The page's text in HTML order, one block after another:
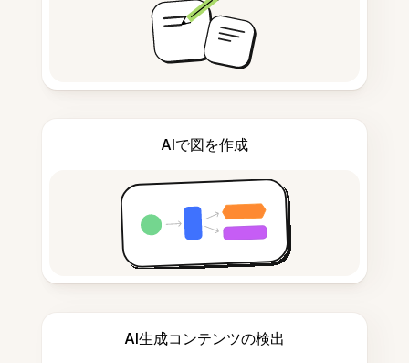
AIで図を作成
AI生成コンテンツの検出